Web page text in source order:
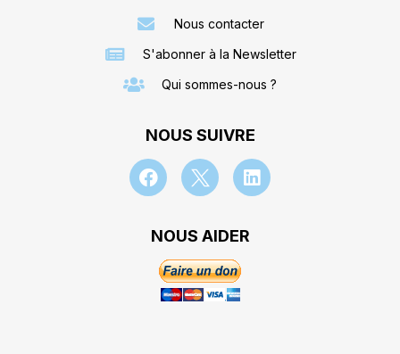
Nous contacter
S'abonner à la Newsletter
Qui sommes-nous ?
NOUS SUIVRE
NOUS AIDER